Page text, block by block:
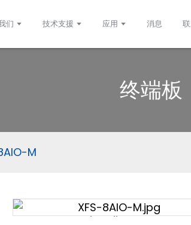
们 技术支援 应用 消息
终端板
M
Loading...
Loading...